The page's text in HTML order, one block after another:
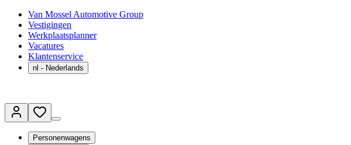
Van Mossel Automotive Group
Vestigingen
Werkplaatsplanner
Vacatures
Klantenservice
nl - Nederlands
Personenwagens